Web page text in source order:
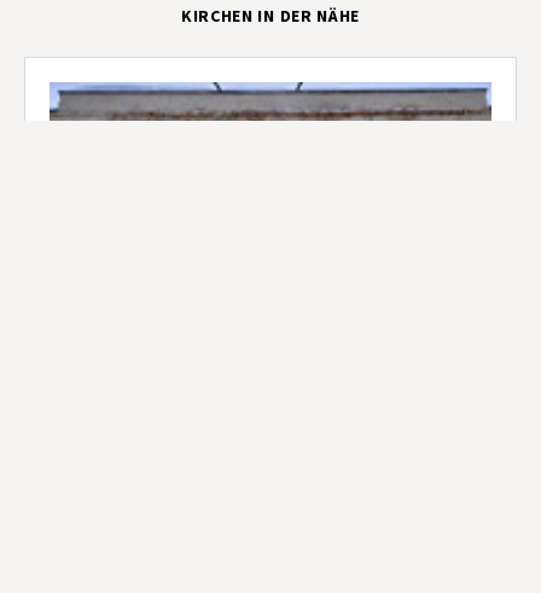
KIRCHEN IN DER NÄHE